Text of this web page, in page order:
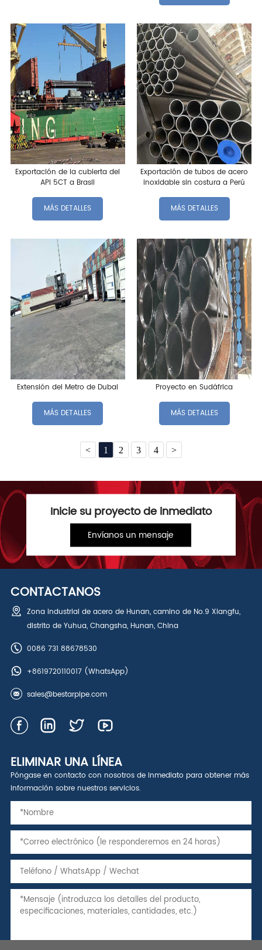
Exportación de la cubierta del
API 5CT a Brasil
MÁS DETALLES
Exportación de tubos de acero
inoxidable sin costura a Perú
MÁS DETALLES
Extensión del Metro de Dubai
MÁS DETALLES
Proyecto en Sudáfrica
MÁS DETALLES
< 1 2 3 4 >
Inicie su proyecto de inmediato
Envíanos un mensaje
CONTÁCTANOS
Zona industrial de acero de Hunan, camino de No.9 Xiangfu,
distrito de Yuhua, Changsha, Hunan, China
0086 731 88678530
+8619720110017(WhatsApp)
sales@bestarpipe.com
ELIMINAR UNA LÍNEA
Póngase en contacto con nosotros de inmediato para obtener más
información sobre nuestros servicios.